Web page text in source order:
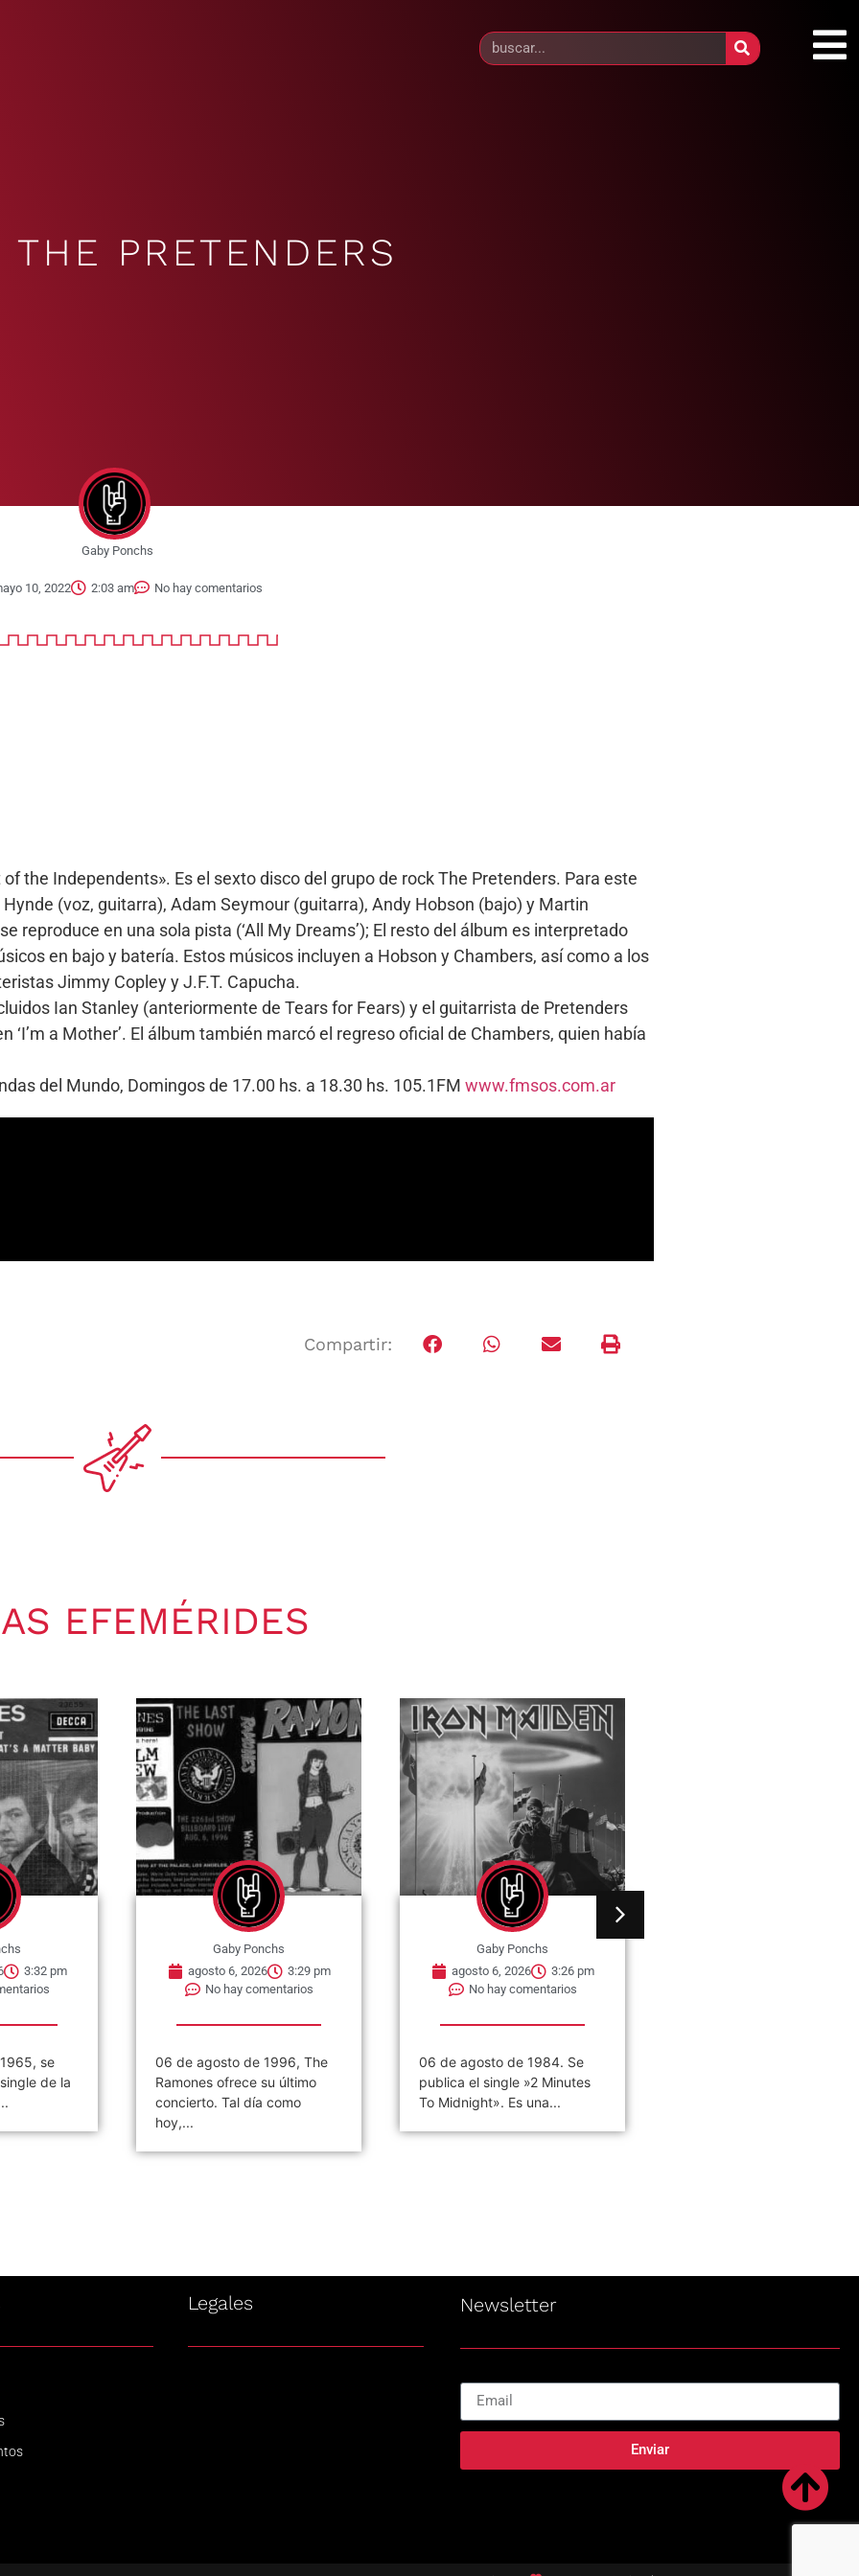
THE PRETENDERS
Gaby Ponchs
10, 2022 2:03 am No hay comentarios
the Independents». Es el sexto disco del grupo de rock The Pretenders. Para este
(voz, guitarra), Adam Seymour (guitarra), Andy Hobson (bajo) y Martin
reproduce en una sola pista (‘All My Dreams’); El resto del álbum es interpretado
en bajo y batería. Estos músicos incluyen a Hobson y Chambers, así como a los
Jimmy Copley y J.F.T. Capucha.
Ian Stanley (anteriormente de Tears for Fears) y el guitarrista de Pretenders
a Mother’. El álbum también marcó el regreso oficial de Chambers, quien había
del Mundo, Domingos de 17.00 hs. a 18.30 hs. 105.1FM www.fmsos.com.ar
Compartir:
EFEMÉRIDES
3:29 pm
The
último
Gaby Ponchs
agosto 6, 2026
3:26 pm
No hay comentarios
06 de agosto de 1984. Se
publica el single »2 Minutes
To Midnight». Es una...
Gaby Ponchs
agosto 6, 2026
3:22 pm
No hay comentarios
«VIVO COSQUÍN ROCK»
(PAPPO) 06 De Agosto del
2021 Disco en vivo póstumo
Legales Newsletter
Enviar